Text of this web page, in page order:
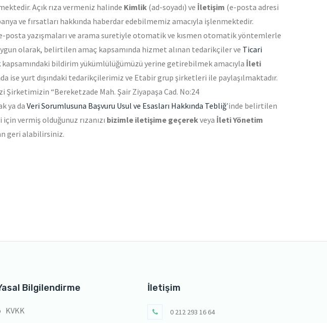
Açık rıza vermeniz halinde Kimlik (ad-soyadı) ve İletişim (e-posta adresi
ve fırsatları hakkında haberdar edebilmemiz amacıyla işlenmektedir.
yazışmaları ve arama suretiyle otomatik ve kısmen otomatik yöntemlerle
olarak, belirtilen amaç kapsamında hizmet alınan tedarikçiler ve Ticari
kapsamındaki bildirim yükümlülüğümüzü yerine getirebilmek amacıyla İleti
ise yurt dışındaki tedarikçilerimiz ve Etabir grup şirketleri ile paylaşılmaktadır.
“Bereketzade Mah. Şair Ziyapaşa Cad. No:24
ya da Veri Sorumlusuna Başvuru Usul ve Esasları Hakkında Tebliğ’inde belirtilen
vermiş olduğunuz rızanızı bizimle iletişime geçerekveya İleti Yönetim
geri alabilirsiniz.
Bilgilendirme
KVKK
İletişim
0 212 293 16 64